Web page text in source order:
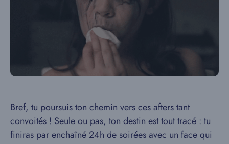
Bref, tu poursuis ton chemin vers ces afters tant
convoités ! Seule ou pas, ton destin est tout tracé : tu
finiras par enchaîné 24h de soirées avec un face qui